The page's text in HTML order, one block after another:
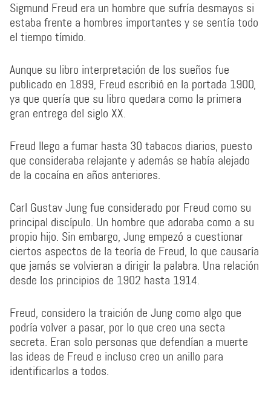
Sigmund Freud era un hombre que sufría desmayos si
estaba frente a hombres importantes y se sentía todo
el tiempo tímido.
Aunque su libro interpretación de los sueños fue
publicado en 1899, Freud escribió en la portada 1900,
ya que quería que su libro quedara como la primera
gran entrega del siglo XX.
Freud llego a fumar hasta 30 tabacos diarios, puesto
que consideraba relajante y además se había alejado
de la cocaína en años anteriores.
Carl Gustav Jung fue considerado por Freud como su
principal discípulo. Un hombre que adoraba como a su
propio hijo. Sin embargo, Jung empezó a cuestionar
ciertos aspectos de la teoría de Freud, lo que causaría
que jamás se volvieran a dirigir la palabra. Una relación
desde los principios de 1902 hasta 1914.
Freud, considero la traición de Jung como algo que
podría volver a pasar, por lo que creo una secta
secreta. Eran solo personas que defendían a muerte
las ideas de Freud e incluso creo un anillo para
identificarlos a todos.